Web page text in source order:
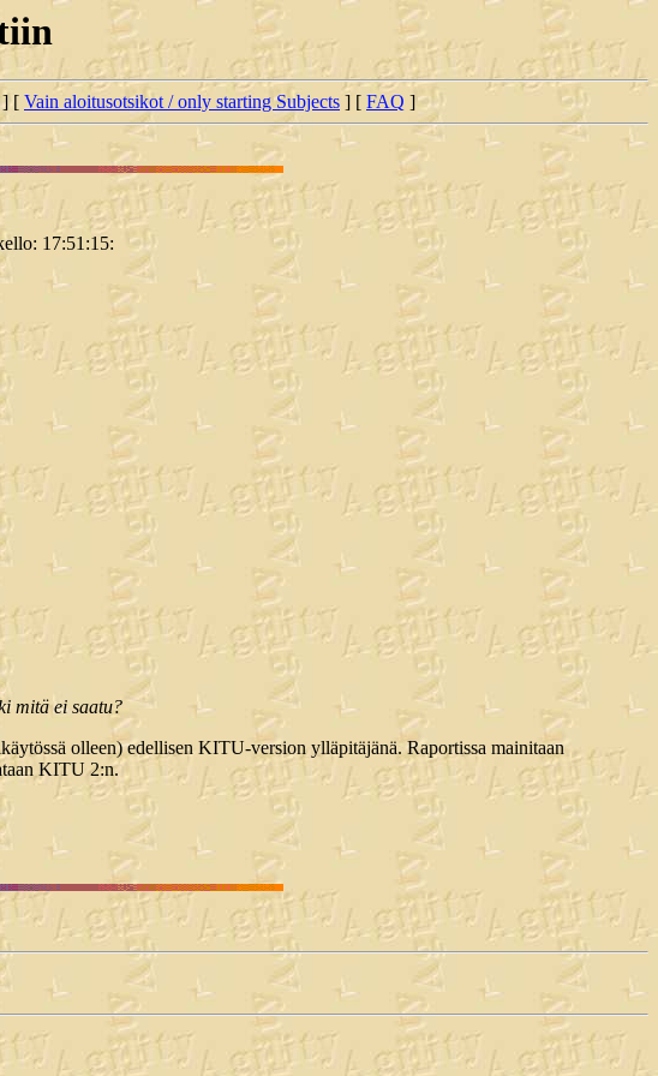
[ Vain aloitusotsikot / only starting Subjects ] [ FAQ ]
17:51:15:
mitä ei saatu?
olleen) edellisen KITU-version ylläpitäjänä. Raportissa mainitaan
KITU 2:n.